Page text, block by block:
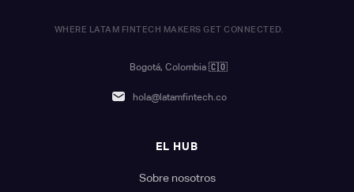
WHERE LATAM FINTECH MAKERS GET CONNECTED.
Bogotá, Colombia 🇨🇴
hola@latamfintech.co
EL HUB
Sobre nosotros